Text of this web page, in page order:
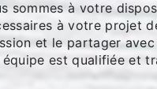
sommes à votre
à votre projet
et le partager
est qualifiée et